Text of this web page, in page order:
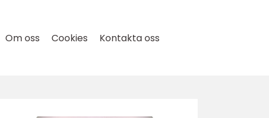
Om oss Cookies Kontakta oss